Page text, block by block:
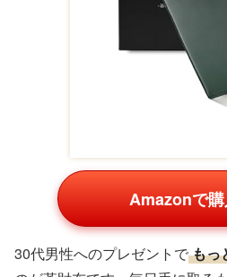
Amazonで
30代男性へのプレゼントでもっ